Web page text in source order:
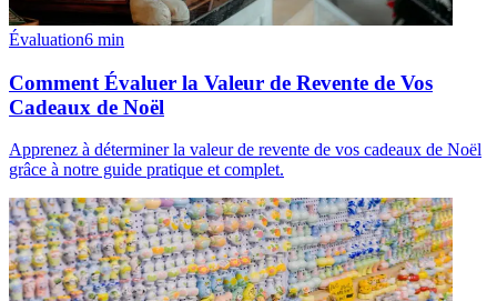
Évaluation6 min
Comment Évaluer la Valeur de Revente de Vos
Cadeaux de Noël
Apprenez à déterminer la valeur de revente de vos cadeaux de Noël
grâce à notre guide pratique et complet.